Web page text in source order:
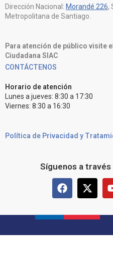
Dirección Nacional: Morandé 226,
Metropolitana de Santiago.
Para atención de público visite
Ciudadana SIAC
CONTÁCTENOS
Horario de atención
Lunes a jueves: 8:30 a 17:30
Viernes: 8:30 a 16:30
Política de Privacidad y
Síguenos a